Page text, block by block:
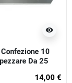
visibility
Confezione 10
Da 25
14,00 €